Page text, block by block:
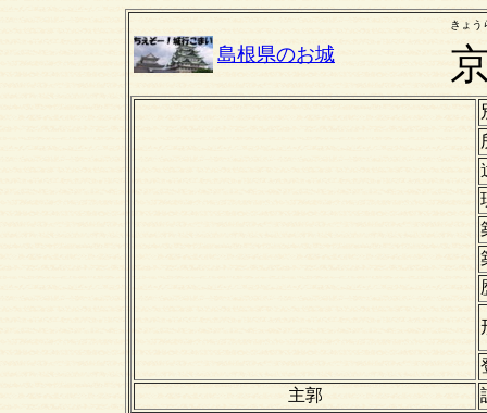
島根県のお城
きょう
主郭